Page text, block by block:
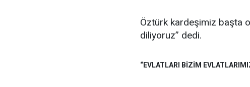
Öztürk kardeşimiz başta
diliyoruz” dedi.
“EVLATLARI BİZİM